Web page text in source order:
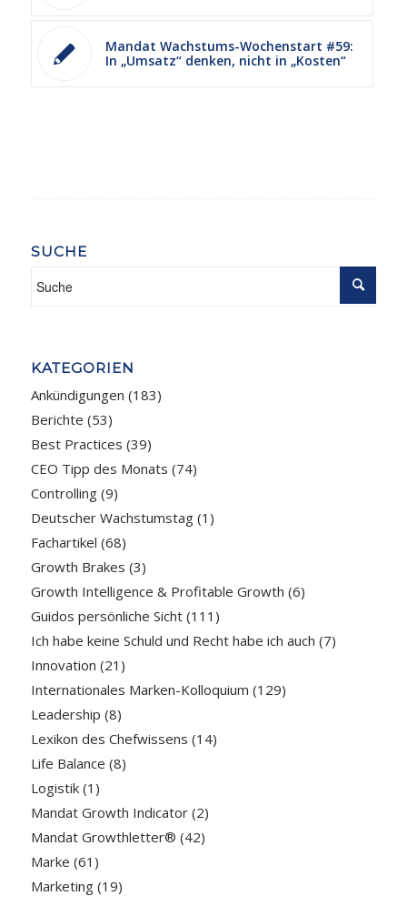
Mandat Wachstums-Wochenstart #59:
In „Umsatz“ denken, nicht in „Kosten“
SUCHE
KATEGORIEN
Ankündigungen (183)
Berichte (53)
Best Practices (39)
CEO Tipp des Monats (74)
Controlling(9)
Deutscher Wachstumstag(1)
Fachartikel (68)
Growth Brakes (3)
Growth Intelligence & Profitable Growth (6)
Guidos persönliche Sicht(111)
Ich habe keine Schuld und Recht habe ich auch (7)
Innovation (21)
Internationales Marken-Kolloquium (129)
Leadership (8)
Lexikon des Chefwissens (14)
Life Balance (8)
Logistik(1)
Mandat Growth Indicator(2)
Mandat Growthletter® (42)
Marke (61)
Marketing(19)